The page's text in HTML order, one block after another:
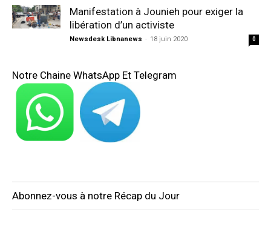
Manifestation à Jounieh pour exiger la
libération d’un activiste
Newsdesk Libnanews - 18 juin 2020 0
Notre Chaine WhatsApp Et Telegram
Abonnez-vous à notre Récap du Jour